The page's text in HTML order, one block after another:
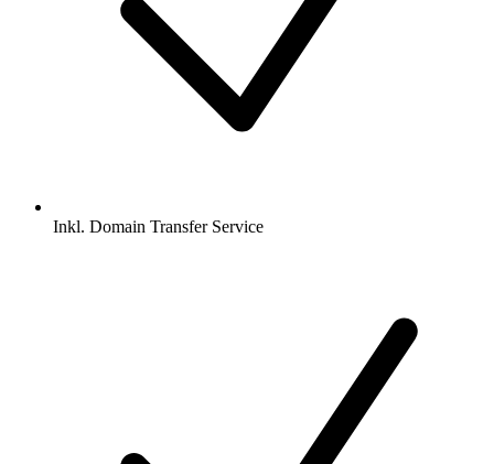
Inkl. Domain Transfer Service